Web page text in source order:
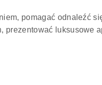
pomagać odnaleźć
luksusowe